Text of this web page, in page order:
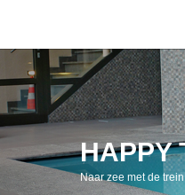
HAPPY
Naar zee met de trein